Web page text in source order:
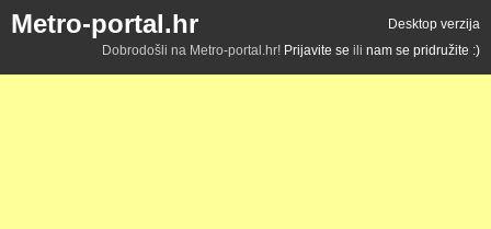
Metro-portal.hr
Desktop verzija
Dobrodošli na Metro-portal.hr! Prijavite se ili nam se pridružite :)